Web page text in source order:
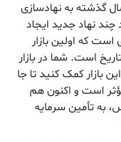
کل بانک مرکزی، تاکید کرد: در ۲ سال گذشته به نهادسازی
چند نهاد جدید ایجاد
است که اولین بازار
است. شما در بازار
بازار کمک کنید تا جا
است و اکنون هم
به تأمین سرمایه